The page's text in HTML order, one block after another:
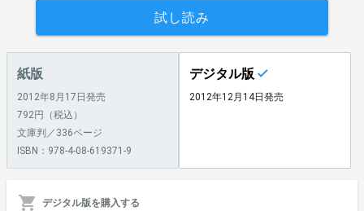
試し読み
紙版
2012年8月17日発売
792円（税込）
文庫判／336ページ
ISBN：978-4-08-619371-9
デジタル版
2012年12月14日発売
デジタル版を購入する